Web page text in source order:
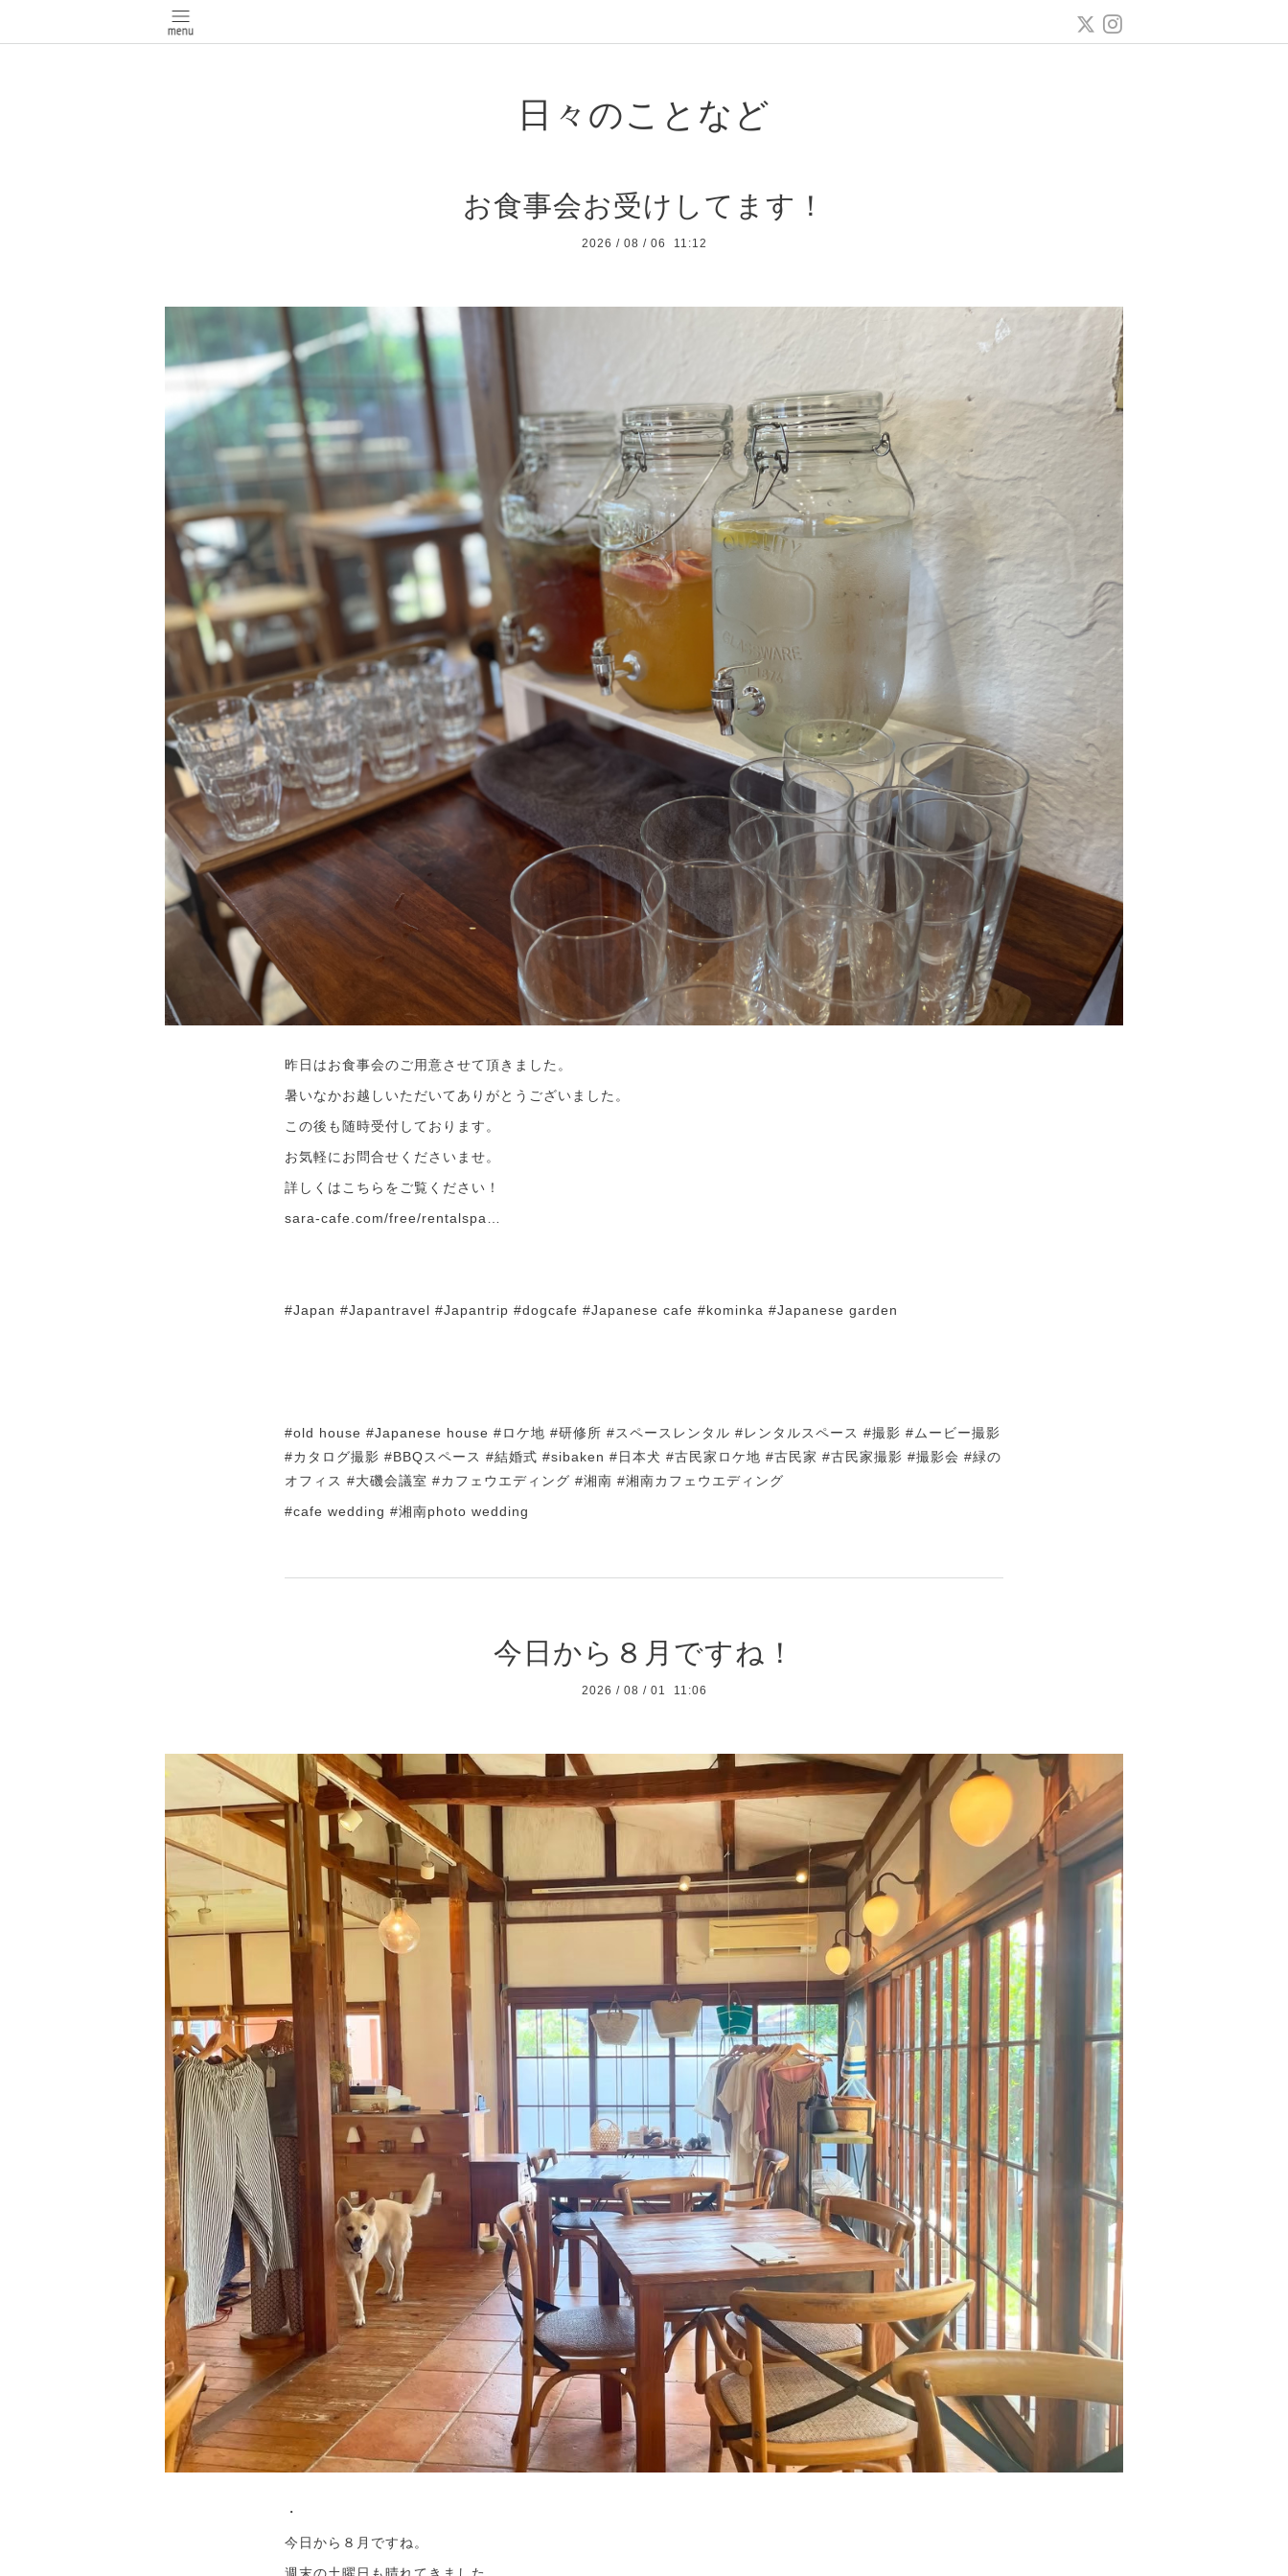
日々のことなど
お食事会お受けしてます！
2026 / 08 / 06 11:12
昨日はお食事会のご用意させて頂きました。
暑いなかお越しいただいてありがとうございました。
この後も随時受付しております。
お気軽にお問合せくださいませ。
詳しくはこちらをご覧ください！
sara-cafe.com/free/rentalspa…
#Japan #Japantravel #Japantrip #dogcafe #Japanese cafe #kominka #Japanese garden
#old house #Japanese house #ロケ地 #研修所 #スペースレンタル #レンタルスペース #撮影 #ムービー撮影
#カタログ撮影 #BBQスペース #結婚式 #sibaken #日本犬 #古民家ロケ地 #古民家 #古民家撮影 #撮影会 #緑の
オフィス #大磯会議室 #カフェウエディング #湘南 #湘南カフェウエディング
#cafe wedding #湘南photo wedding
今日から８月ですね！
2026 / 08 / 01 11:06
・
今日から８月ですね。
週末の土曜日も晴れてきました。